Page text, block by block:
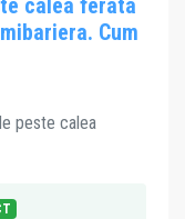
calea ferata
Cum
peste calea